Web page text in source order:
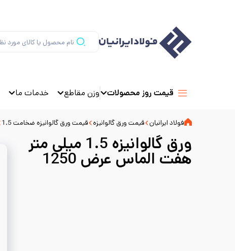
قیمت روز محصولات وزن مقاطع خدمات ما
فولاد ایرانیان قیمت ورق گالوانیزه قیمت ورق گالوانیزه ضخامت 1.5
ورق گالوانیزه 1.5 میلی متر
هفت الماس عرض 1250